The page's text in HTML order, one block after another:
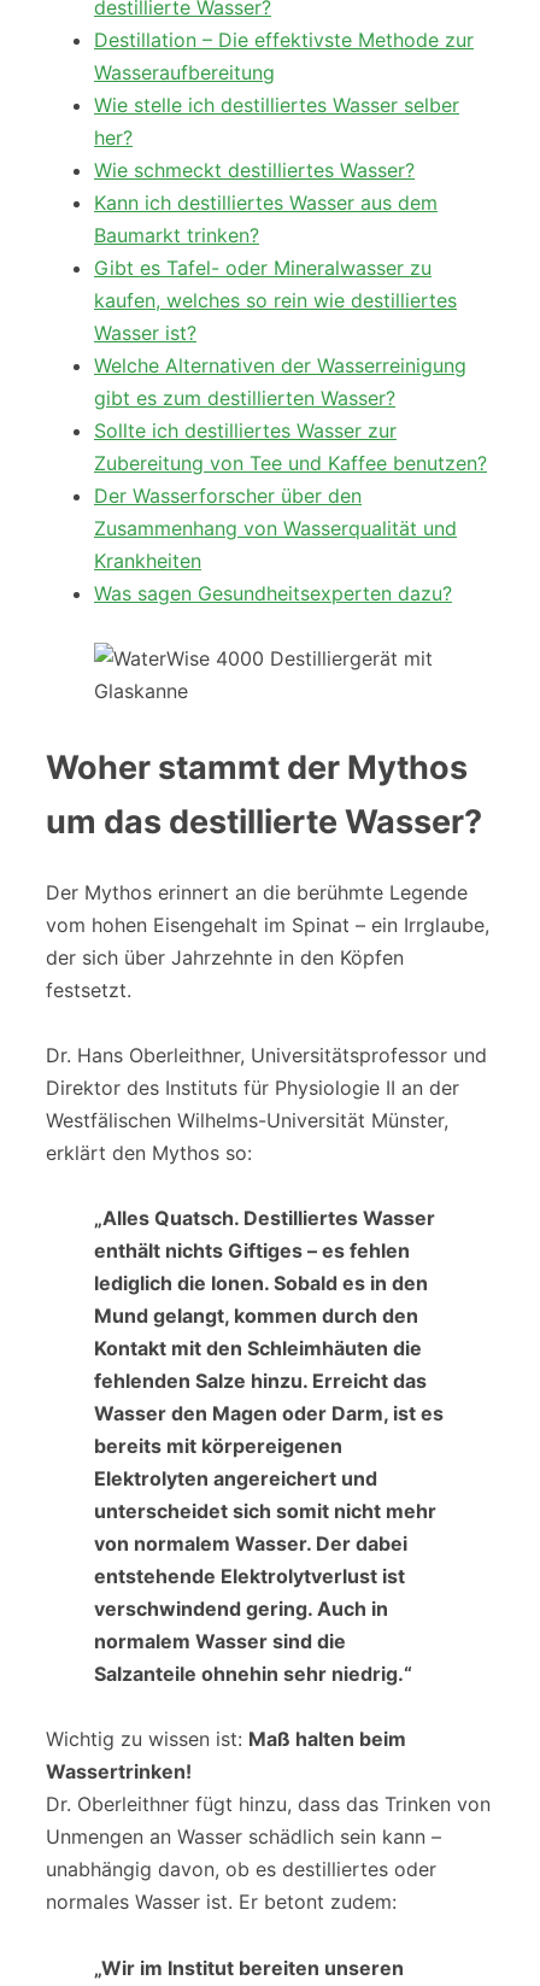
destillierte Wasser?
Destillation – Die effektivste Methode zur
Wasseraufbereitung
Wie stelle ich destilliertes Wasser selber
her?
Wie schmeckt destilliertes Wasser?
Kann ich destilliertes Wasser aus dem
Baumarkt trinken?
Gibt es Tafel- oder Mineralwasser zu
kaufen, welches so rein wie destilliertes
Wasser ist?
Welche Alternativen der Wasserreinigung
gibt es zum destillierten Wasser?
Sollte ich destilliertes Wasser zur
Zubereitung von Tee und Kaffee benutzen?
Der Wasserforscher über den
Zusammenhang von Wasserqualität und
Krankheiten
Was sagen Gesundheitsexperten dazu?
Woher stammt der Mythos
um das destillierte Wasser?
Der Mythos erinnert an die berühmte Legende
vom hohen Eisengehalt im Spinat – ein Irrglaube,
der sich über Jahrzehnte in den Köpfen
festsetzt.
Dr. Hans Oberleithner, Universitätsprofessor und
Direktor des Instituts für Physiologie II an der
Westfälischen Wilhelms-Universität Münster,
erklärt den Mythos so:
„Alles Quatsch. Destilliertes Wasser
enthält nichts Giftiges – es fehlen
lediglich die Ionen. Sobald es in den
Mund gelangt, kommen durch den
Kontakt mit den Schleimhäuten die
fehlenden Salze hinzu. Erreicht das
Wasser den Magen oder Darm, ist es
bereits mit körpereigenen
Elektrolyten angereichert und
unterscheidet sich somit nicht mehr
von normalem Wasser. Der dabei
entstehende Elektrolytverlust ist
verschwindend gering. Auch in
normalem Wasser sind die
Salzanteile ohnehin sehr niedrig.“
Wichtig zu wissen ist: Maß halten beim
Wassertrinken!
Dr. Oberleithner fügt hinzu, dass das Trinken von
Unmengen an Wasser schädlich sein kann –
unabhängig davon, ob es destilliertes oder
normales Wasser ist. Er betont zudem:
„Wir im Institut bereiten unseren